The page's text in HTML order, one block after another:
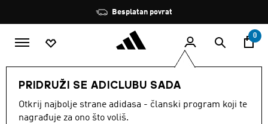
Zaustavi
rotaciju
Besplatan povrat
0
PRIDRUŽI SE ADICLUBU SADA
Otkrij najbolje strane adidasa - članski program koji te
nagrađuje za ono što voliš.
LIFESTYLE POPULARNO
MUŠKARCI · BEŽ·